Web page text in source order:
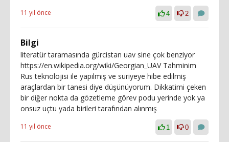
11 yıl önce 4 2
Bilgi
literatür taramasında gürcistan uav sine çok benziyor
https://en.wikipedia.org/wiki/Georgian_UAV Tahminim
Rus teknolojisi ile yapılmış ve suriyeye hibe edilmiş
araçlardan bir tanesi diye düşünüyorum. Dikkatimi çeken
bir diğer nokta da gözetleme görev podu yerinde yok ya
onsuz uçtu yada birileri tarafından alınmış
11 yıl önce 1 0